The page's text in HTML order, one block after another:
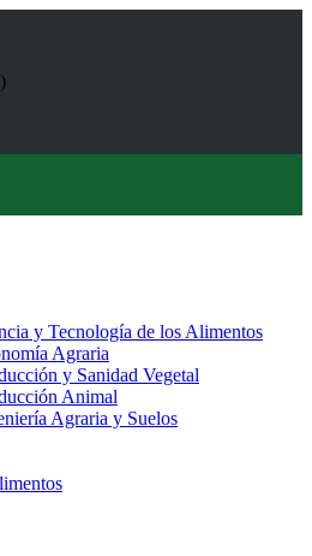
y Tecnología de los Alimentos
Agraria
y Sanidad Vegetal
Animal
Agraria y Suelos